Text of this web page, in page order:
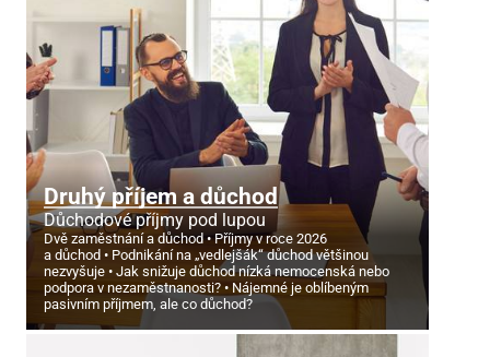
Druhý příjem a důchod
Důchodové příjmy pod lupou
Dvě zaměstnání a důchod
Příjmy v roce 2026
a důchod
Podnikání na „vedlejšák“ důchod většinou
nezvyšuje
Jak snižuje důchod nízká nemocenská nebo
podpora v nezaměstnanosti?
Nájemné je oblíbeným
pasivním příjmem, ale co důchod?